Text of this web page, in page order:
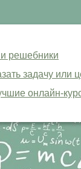
решебники
задачу или
онлайн-